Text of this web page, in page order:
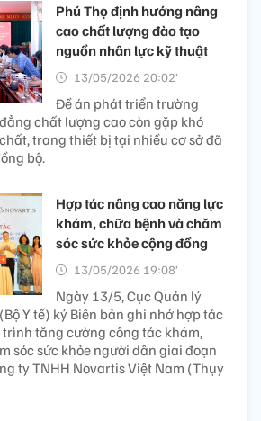
Phú Thọ định hướng nâng
cao chất lượng đào tạo
nguồn nhân lực kỹ thuật
13/05/2026 20:02’
Đề án phát triển trường
chất lượng cao còn gặp khó
trang thiết bị tại nhiều cơ sở đã
bộ.
Hợp tác nâng cao năng lực
khám, chữa bệnh và chăm
sóc sức khỏe cộng đồng
13/05/2026 19:08’
Ngày 13/5, Cục Quản lý
Y tế) ký Biên bản ghi nhớ hợp tác
tăng cường công tác khám,
sóc sức khỏe người dân giai đoạn
ty TNHH Novartis Việt Nam (Thụy